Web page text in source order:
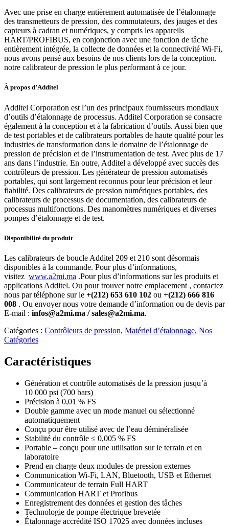
Avec une prise en charge entièrement automatisée de l’étalonnage
des transmetteurs de pression, des commutateurs, des jauges et des
capteurs à cadran et numériques, y compris les appareils
HART/PROFIBUS, en conjonction avec une fonction de tâche
entièrement intégrée, la collecte de données et la connectivité Wi-Fi,
nous avons pensé aux besoins de nos clients lors de la conception.
notre calibrateur de pression le plus performant à ce jour.
À propos d’Additel
Additel Corporation est l’un des principaux fournisseurs mondiaux
d’outils d’étalonnage de processus. Additel Corporation se consacre
également à la conception et à la fabrication d’outils. Aussi bien que
de test portables et de calibrateurs portables de haute qualité pour les
industries de transformation dans le domaine de l’étalonnage de
pression de précision et de l’instrumentation de test. Avec plus de 17
ans dans l’industrie. En outre, Additel a développé avec succès des
contrôleurs de pression. Les générateur de pression automatisés
portables, qui sont largement reconnus pour leur précision et leur
fiabilité. Des calibrateurs de pression numériques portables, des
calibrateurs de processus de documentation, des calibrateurs de
processus multifonctions. Des manomètres numériques et diverses
pompes d’étalonnage et de test.
Disponibilité du produit
Les calibrateurs de boucle Additel 209 et 210 sont désormais
disponibles à la commande. Pour plus d’informations,
visitez www.a2mi.ma .Pour plus d’informations sur les produits et
applications Additel. Ou pour trouver notre emplacement , contactez
nous par téléphone sur le +(212) 653 610 102 ou +(212) 666 816
008 . Ou envoyer nous votre demande d’information ou de devis par
E-mail : infos@a2mi.ma / sales@a2mi.ma.
Catégories : Contrôleurs de pression, Matériel d’étalonnage, Nos
Catégories
Caractéristiques
Génération et contrôle automatisés de la pression jusqu’à
10 000 psi (700 bars)
Précision à 0,01 % FS
Double gamme avec un mode manuel ou sélectionné
automatiquement
Conçu pour être utilisé avec de l’eau déminéralisée
Stabilité du contrôle ≤ 0,005 % FS
Portable – conçu pour une utilisation sur le terrain et en
laboratoire
Prend en charge deux modules de pression externes
Communication Wi-Fi, LAN, Bluetooth, USB et Ethernet
Communicateur de terrain Full HART
Communication HART et Profibus
Enregistrement des données et gestion des tâches
Technologie de pompe électrique brevetée
Étalonnage accrédité ISO 17025 avec données incluses